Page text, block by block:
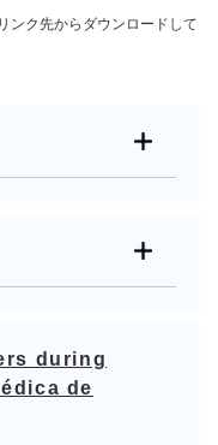
ンク先からダウンロードして
during
de